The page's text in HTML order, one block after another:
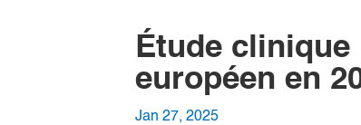
Étude clinique
européen en
Jan 27, 2025